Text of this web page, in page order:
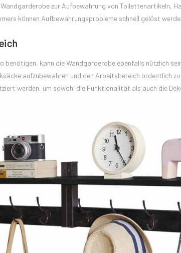
Wandgarderobe zur Aufbewahrung von Toilettenartikeln,
können Aufbewahrungsprobleme schnell gelöst
benötigen, kann die Wandgarderobe ebenfalls nützlich
aufzubewahren und den Arbeitsbereich ordentlich
werden, um sowohl die Funktionalität als auch die